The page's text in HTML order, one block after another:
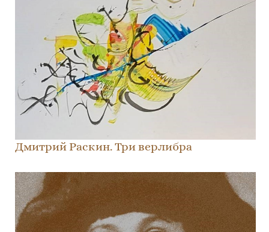
Дмитрий Раскин. Три верлибра